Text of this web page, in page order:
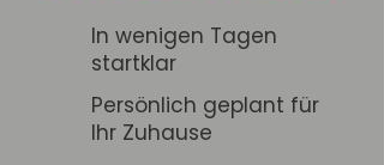
In wenigen Tagen
startklar
Persönlich geplant für
Ihr Zuhause